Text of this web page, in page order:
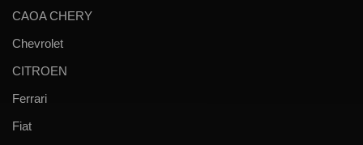
CAOA CHERY
Chevrolet
CITROEN
Ferrari
Fiat